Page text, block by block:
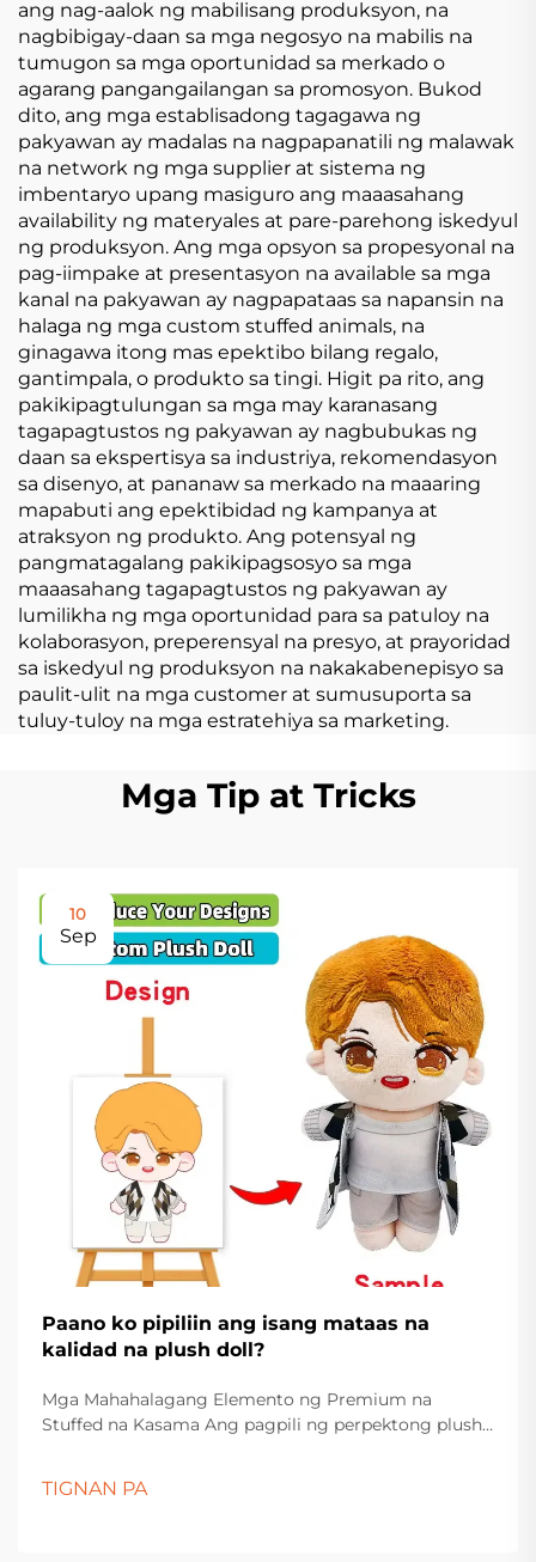
ang nag-aalok ng mabilisang produksyon, na
nagbibigay-daan sa mga negosyo na mabilis na
tumugon sa mga oportunidad sa merkado o
agarang pangangailangan sa promosyon. Bukod
dito, ang mga establisadong tagagawa ng
pakyawan ay madalas na nagpapanatili ng malawak
na network ng mga supplier at sistema ng
imbentaryo upang masiguro ang maaasahang
availability ng materyales at pare-parehong iskedyul
ng produksyon. Ang mga opsyon sa propesyonal na
pag-iimpake at presentasyon na available sa mga
kanal na pakyawan ay nagpapataas sa napansin na
halaga ng mga custom stuffed animals, na
ginagawa itong mas epektibo bilang regalo,
gantimpala, o produkto sa tingi. Higit pa rito, ang
pakikipagtulungan sa mga may karanasang
tagapagtustos ng pakyawan ay nagbubukas ng
daan sa ekspertisya sa industriya, rekomendasyon
sa disenyo, at pananaw sa merkado na maaaring
mapabuti ang epektibidad ng kampanya at
atraksyon ng produkto. Ang potensyal ng
pangmatagalang pakikipagsosyo sa mga
maaasahang tagapagtustos ng pakyawan ay
lumilikha ng mga oportunidad para sa patuloy na
kolaborasyon, preperensyal na presyo, at prayoridad
sa iskedyul ng produksyon na nakakabenepisyo sa
paulit-ulit na mga customer at sumusuporta sa
tuluy-tuloy na mga estratehiya sa marketing.
Mga Tip at Tricks
10
Sep
Paano ko pipiliin ang isang mataas na
kalidad na plush doll?
Mga Mahahalagang Elemento ng Premium na
Stuffed na Kasama Ang pagpili ng perpektong plush
kasama na ito ay may espesyal na puwesto sa mga
TIGNAN PA